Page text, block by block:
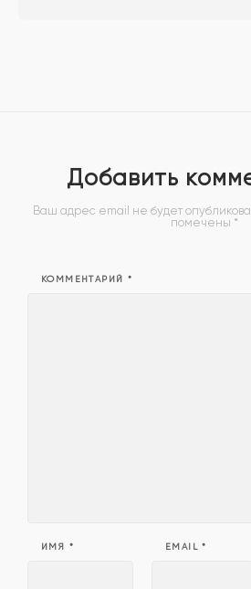
Добавить
Ваш адрес email не будет
помечены *
КОММЕНТАРИЙ *
ИМЯ * EMAIL*